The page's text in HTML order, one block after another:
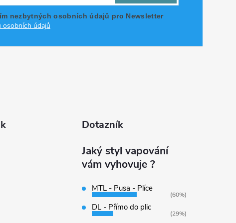
nezbytných osobních údajů pro Newsletter
osobních údajů
Dotazník
Jaký styl vapování
vám vyhovuje ?
MTL - Pusa - Plíce
(60%)
DL - Přímo do plic
(29%)